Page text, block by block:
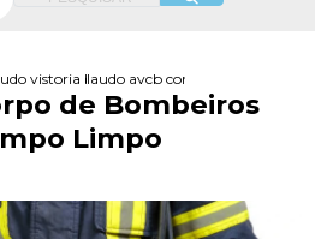
vistoria bombeiros avcb
laudo avcb corpo de bombeiros
de Bombeiros
Limpo